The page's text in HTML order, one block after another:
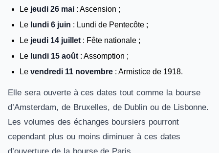
Le jeudi 26 mai : Ascension ;
Le lundi 6 juin : Lundi de Pentecôte ;
Le jeudi 14 juillet : Fête nationale ;
Le lundi 15 août : Assomption ;
Le vendredi 11 novembre : Armistice de 1918.
Elle sera ouverte à ces dates tout comme la bourse
d’Amsterdam, de Bruxelles, de Dublin ou de Lisbonne.
Les volumes des échanges boursiers pourront
cependant plus ou moins diminuer à ces dates